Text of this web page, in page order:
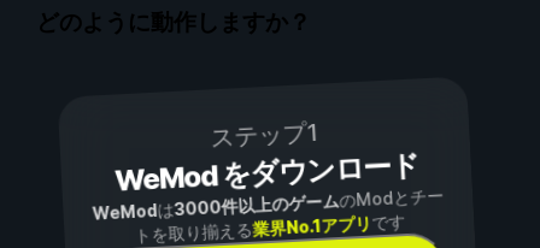
どのように動作しますか？
ステップ1
WeMod をダウンロード
WeModは3000件以上のゲームのModとチー
トを取り揃える業界No.1アプリです